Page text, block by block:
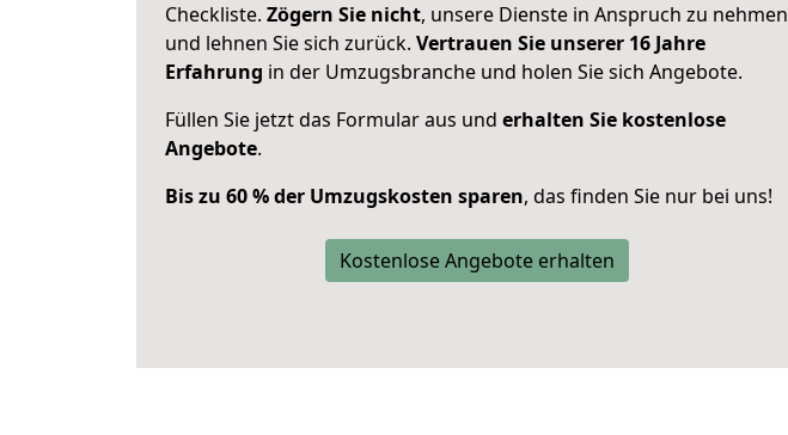
Checkliste. Zögern Sie nicht, unsere Dienste in Anspruch zu nehmen
und lehnen Sie sich zurück. Vertrauen Sie unserer 16 Jahre
Erfahrung in der Umzugsbranche und holen Sie sich Angebote.
Füllen Sie jetzt das Formular aus und erhalten Sie kostenlose
Angebote.
Bis zu 60 % der Umzugskosten sparen, das finden Sie nur bei uns!
Kostenlose Angebote erhalten